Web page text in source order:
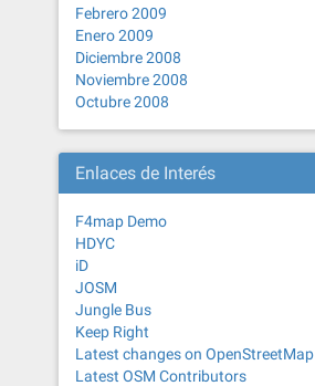
Febrero 2009
Enero 2009
Diciembre 2008
Noviembre 2008
Octubre 2008
Enlaces de Interés
F4map Demo
HDYC
iD
JOSM
Jungle Bus
Keep Right
Latest changes on OpenStreetMap
Latest OSM Contributors